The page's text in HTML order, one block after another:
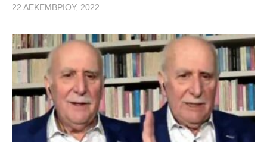
22 ΔΕΚΕΜΒΡΊΟΥ, 2022